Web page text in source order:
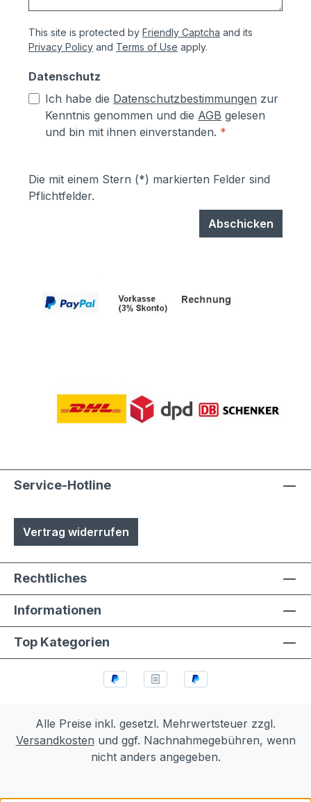
This site is protected by Friendly Captcha and its
Privacy Policy and Terms of Use apply.
Datenschutz
Ich habe die Datenschutzbestimmungen zur
Kenntnis genommen und die AGB gelesen
und bin mit ihnen einverstanden. *
Die mit einem Stern (*) markierten Felder sind
Pflichtfelder.
Abschicken
Service-Hotline
Vertrag widerrufen
Rechtliches
Informationen
Top Kategorien
Alle Preise inkl. gesetzl. Mehrwertsteuer zzgl.
Versandkosten und ggf. Nachnahmegebühren, wenn
nicht anders angegeben.